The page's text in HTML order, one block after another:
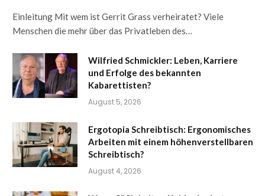
Einleitung Mit wem ist Gerrit Grass verheiratet? Viele
Menschen die mehr über das Privatleben des…
Wilfried Schmickler: Leben, Karriere
und Erfolge des bekannten
Kabarettisten?
August 5, 2026
Ergotopia Schreibtisch: Ergonomisches
Arbeiten mit einem höhenverstellbaren
Schreibtisch?
August 4, 2026